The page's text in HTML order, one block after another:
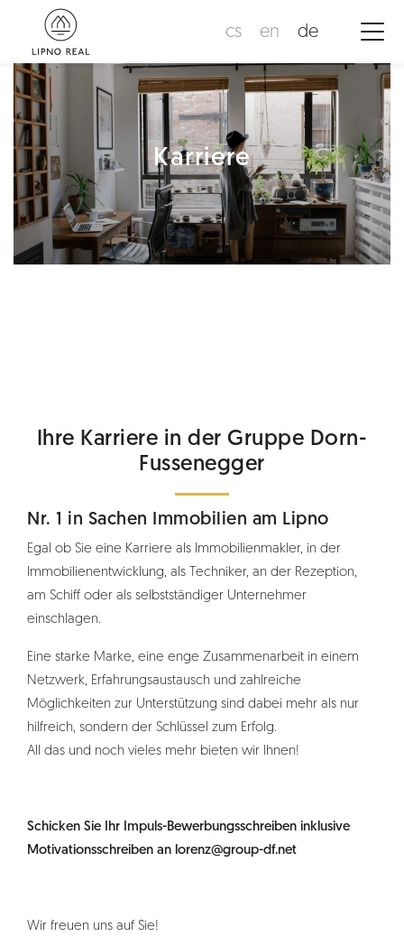
cs en de
Karriere
Ihre Karriere in der Gruppe Dorn-
Fussenegger
Nr. 1 in Sachen Immobilien am Lipno
Egal ob Sie eine Karriere als Immobilienmakler, in der
Immobilienentwicklung, als Techniker, an der Rezeption,
am Schiff oder als selbstständiger Unternehmer
einschlagen.
Eine starke Marke, eine enge Zusammenarbeit in einem
Netzwerk, Erfahrungsaustausch und zahlreiche
Möglichkeiten zur Unterstützung sind dabei mehr als nur
hilfreich, sondern der Schlüssel zum Erfolg.
All das und noch vieles mehr bieten wir Ihnen!
Schicken Sie Ihr Impuls-Bewerbungsschreiben inklusive
Motivationsschreiben an lorenz@group-df.net
Wir freuen uns auf Sie!